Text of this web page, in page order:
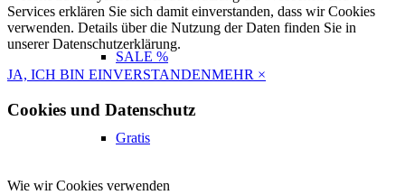
SALE %
Gratis
Services erklären Sie sich damit einverstanden, dass wir Cookies
verwenden. Details über die Nutzung der Daten finden Sie in
unserer Datenschutzerklärung.
JA, ICH BIN EINVERSTANDENMEHR ×
Cookies und Datenschutz
Wie wir Cookies verwenden